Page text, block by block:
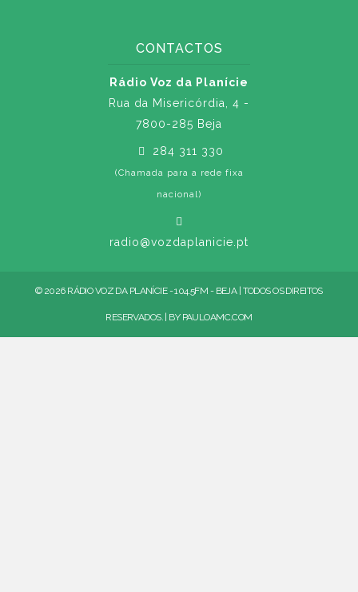
CONTACTOS
Rádio Voz da Planície
Rua da Misericórdia, 4 -
7800-285 Beja
284 311 330
(Chamada para a rede fixa
nacional)
radio@vozdaplanicie.pt
© 2026 RÁDIO VOZ DA PLANÍCIE - 104.5FM - BEJA | TODOS OS DIREITOS
RESERVADOS. | BY PAULOAMC.COM